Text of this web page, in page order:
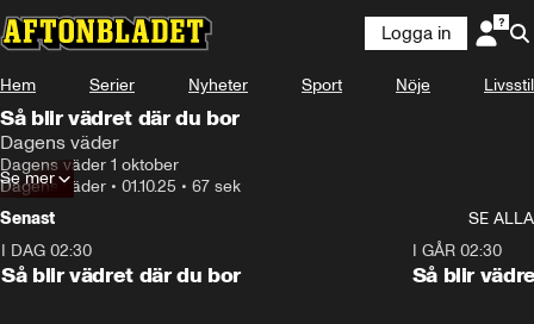
Logga in
Hem Serier Nyheter Sport Nöje Livsstil
Så blir vädret där du bor
Dagens väder
Dagens väder 1 oktober
Dagens väder • 01.10.25 • 67 sek
Se mer
Senast
SE ALLA
I DAG 02:30
Så blir vädret där du bor
I GÅR 02:30
Så blir